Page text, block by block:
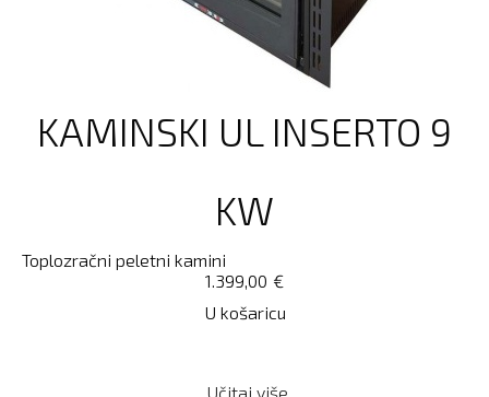
KAMINSKI UL INSERTO 9
KW
Toplozračni peletni kamini
€
1.399,00
U košaricu
Učitaj više